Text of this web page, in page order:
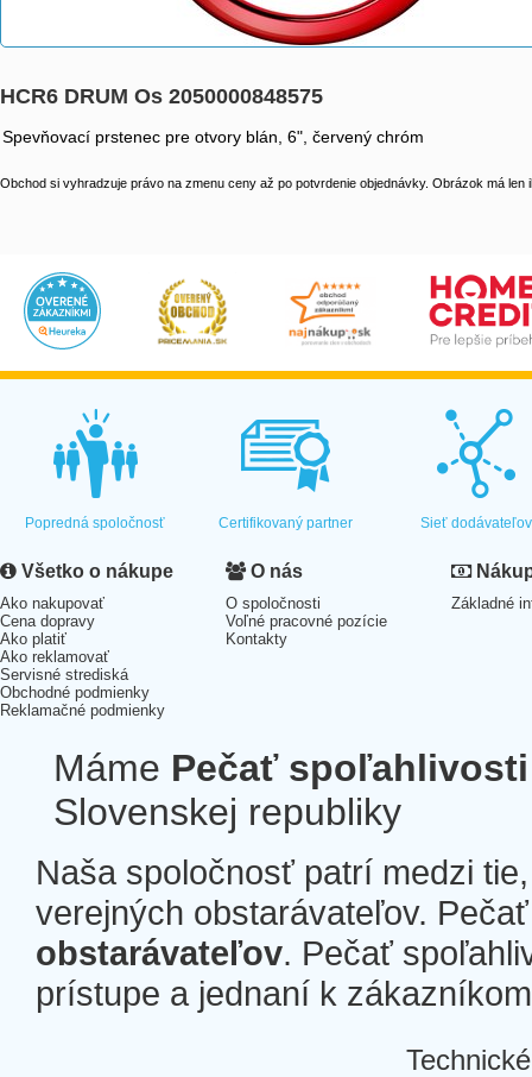
HCR6 DRUM Os 2050000848575
Spevňovací prstenec pre otvory blán, 6", červený chróm
Obchod si vyhradzuje právo na zmenu ceny až po potvrdenie objednávky. Obrázok má len
Popredná spoločnosť Certifikovaný partner Sieť dodávateľov
Všetko o nákupe
Ako nakupovať
Cena dopravy
Ako platiť
Ako reklamovať
Servisné strediská
Obchodné podmienky
Reklamačné podmienky
O nás
O spoločnosti
Voľné pracovné pozície
Kontakty
Základné
Máme Pečať spoľahlivosti
Slovenskej republiky
Naša spoločnosť patrí medzi
verejných obstarávateľov.
obstarávateľov. Pečať
prístupe a jednaní k